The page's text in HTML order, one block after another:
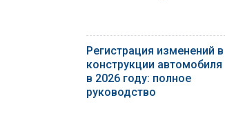
Регистрация изменений в
конструкции автомобиля
в 2026 году: полное
руководство